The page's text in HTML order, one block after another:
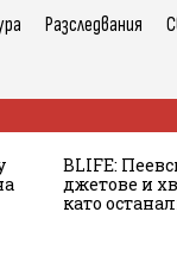
Разследвания
BLIFE:
джетове и
като